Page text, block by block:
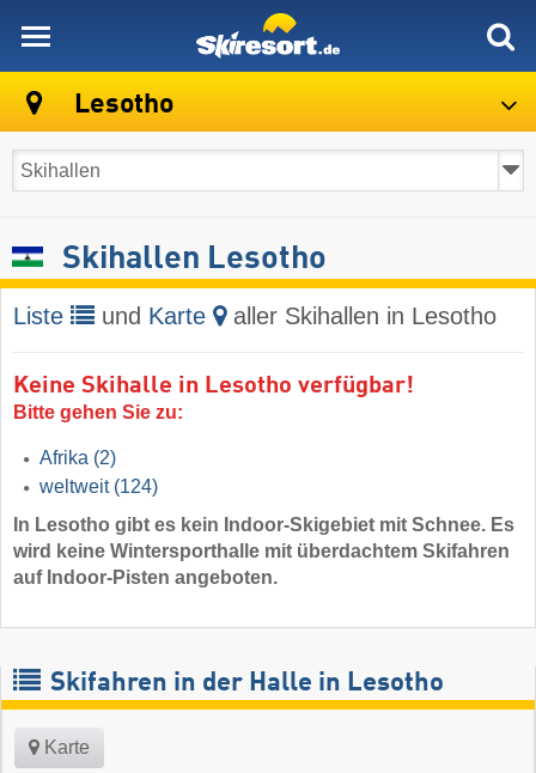
Lesotho
Skihallen Lesotho
Liste und Karte aller Skihallen in Lesotho
Keine Skihalle in Lesotho verfügbar!
Bitte gehen Sie zu:
Afrika (2)
weltweit(124)
In Lesotho gibt es kein Indoor-Skigebiet mit Schnee. Es
wird keine Wintersporthalle mit überdachtem Skifahren
auf Indoor-Pisten angeboten.
Skifahren in der Halle in Lesotho
Karte